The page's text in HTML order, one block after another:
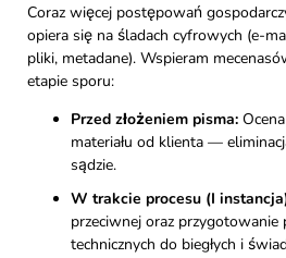
Coraz więcej postępowań
opiera się na śladach cyfrowych (e-
pliki, metadane). Wspieram
etapie sporu:
Przed złożeniem pisma:
materiału od klienta —
sądzie.
W trakcie procesu (I
przeciwnej oraz przygotowanie
technicznych do biegłych i